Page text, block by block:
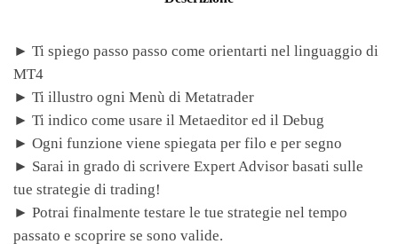
► Ti spiego passo passo come orientarti nel linguaggio di
MT4
► Ti illustro ogni Menù di Metatrader
► Ti indico come usare il Metaeditor ed il Debug
► Ogni funzione viene spiegata per filo e per segno
► Sarai in grado di scrivere Expert Advisor basati sulle
tue strategie di trading!
► Potrai finalmente testare le tue strategie nel tempo
passato e scoprire se sono valide.